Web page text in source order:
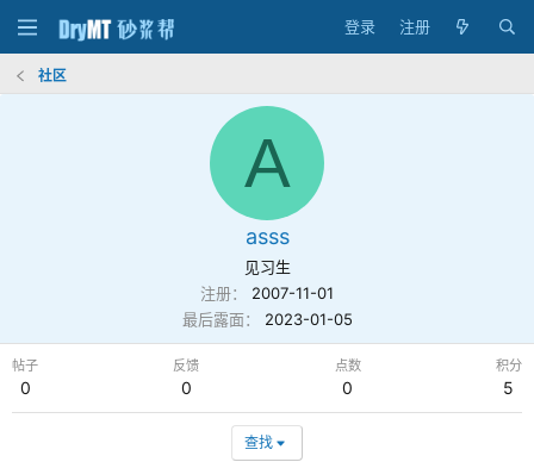
登录 注册
社区
A
asss
见习生
注册
2007-11-01
最后露面
2023-01-05
帖子
0
反馈
0
点数
0
积分
5
查找